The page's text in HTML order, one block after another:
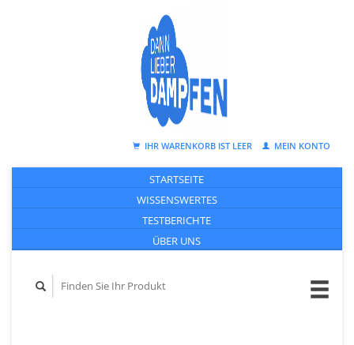
IHR WARENKORB IST LEER MEIN KONTO
STARTSEITE
WISSENSWERTES
TESTBERICHTE
ÜBER UNS